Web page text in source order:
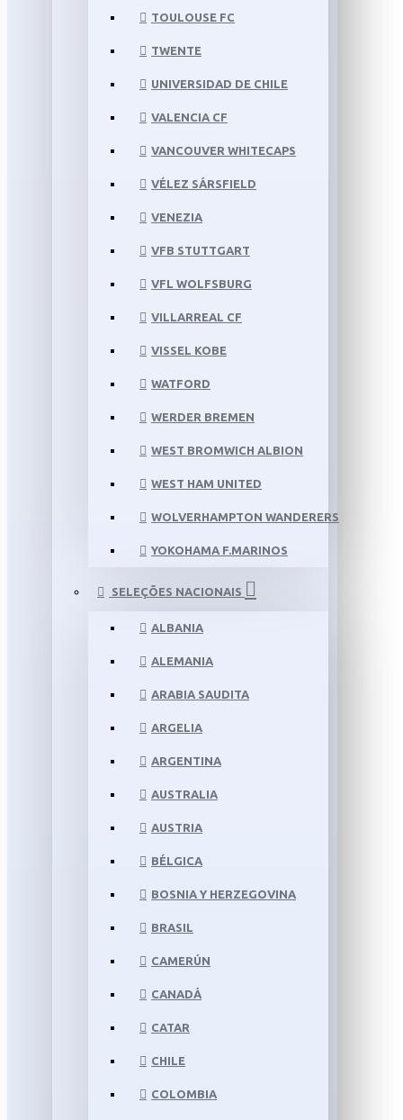
TOULOUSE FC
TWENTE
UNIVERSIDAD DE CHILE
VALENCIA CF
VANCOUVER WHITECAPS
VÉLEZ SÁRSFIELD
VENEZIA
VFB STUTTGART
VFL WOLFSBURG
VILLARREAL CF
VISSEL KOBE
WATFORD
WERDER BREMEN
WEST BROMWICH ALBION
WEST HAM UNITED
WOLVERHAMPTON WANDERERS
YOKOHAMA F.MARINOS
SELEÇÕES NACIONAIS
ALBANIA
ALEMANIA
ARABIA SAUDITA
ARGELIA
ARGENTINA
AUSTRALIA
AUSTRIA
BÉLGICA
BOSNIA Y HERZEGOVINA
BRASIL
CAMERÚN
CANADÁ
CATAR
CHILE
COLOMBIA